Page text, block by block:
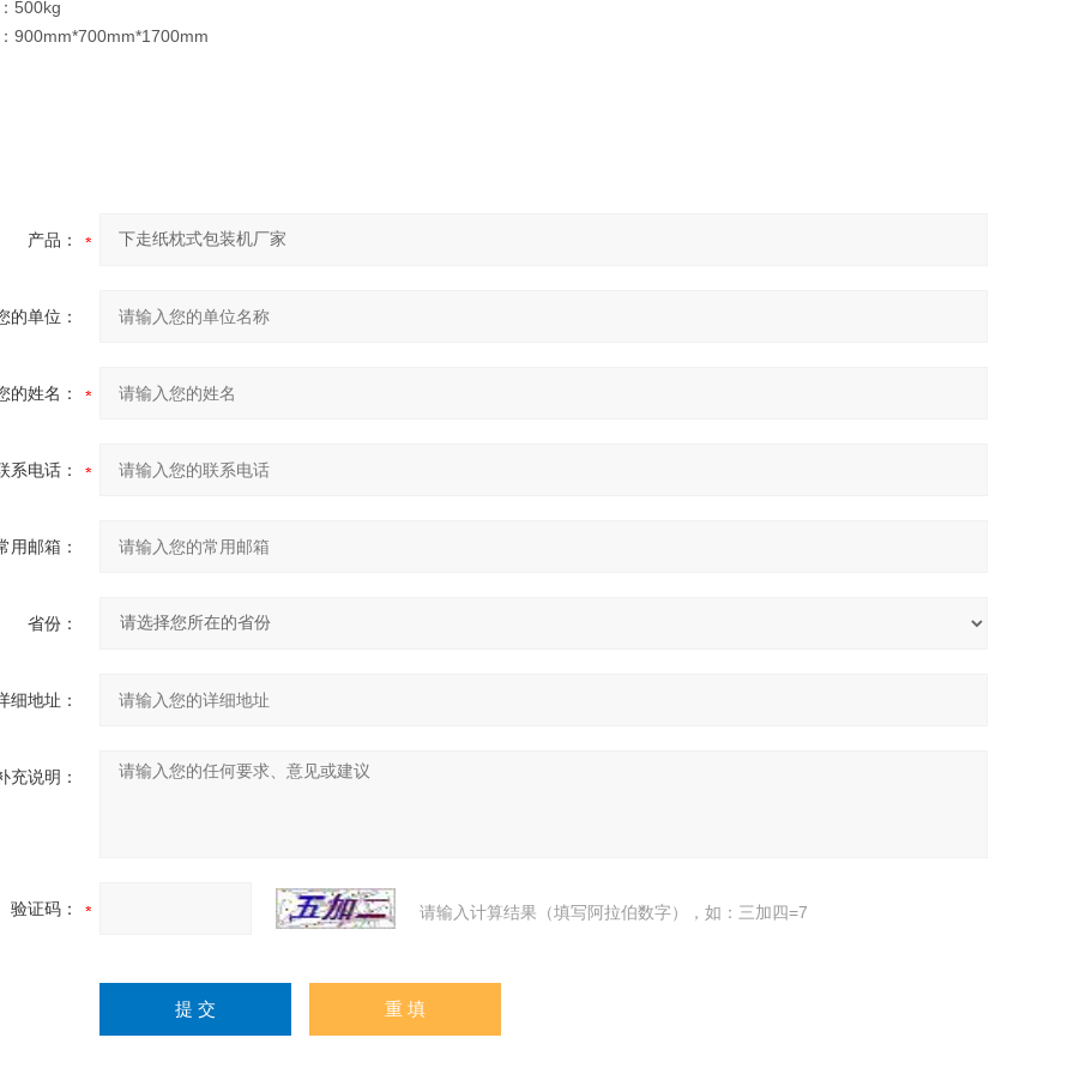
500kg
900mm*700mm*1700mm
产品：
的单位：
的姓名：
系电话：
用邮箱：
省份：
细地址：
充说明：
验证码： 请输入计算结果（填写阿拉伯数字），如：三加四=7